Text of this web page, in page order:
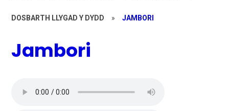
DOSBARTH LLYGAD Y DYDD » JAMBORI
Jambori